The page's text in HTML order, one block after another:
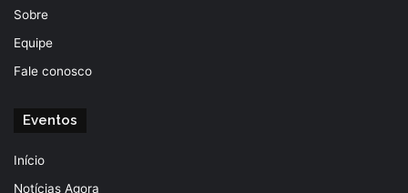
Sobre
Equipe
Fale conosco
Eventos
Início
Notícias Agora